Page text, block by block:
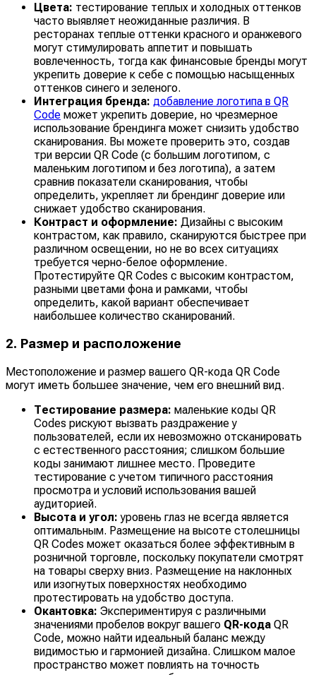
Цвета: тестирование теплых и холодных оттенков
часто выявляет неожиданные различия. В
ресторанах теплые оттенки красного и оранжевого
могут стимулировать аппетит и повышать
вовлеченность, тогда как финансовые бренды могут
укрепить доверие к себе с помощью насыщенных
оттенков синего и зеленого.
Интеграция бренда: добавление логотипа в QR
Code может укрепить доверие, но чрезмерное
использование брендинга может снизить удобство
сканирования. Вы можете проверить это, создав
три версии QR Code (с большим логотипом, с
маленьким логотипом и без логотипа), а затем
сравнив показатели сканирования, чтобы
определить, укрепляет ли брендинг доверие или
снижает удобство сканирования.
Контраст и оформление: Дизайны с высоким
контрастом, как правило, сканируются быстрее при
различном освещении, но не во всех ситуациях
требуется черно-белое оформление.
Протестируйте QR Codes с высоким контрастом,
разными цветами фона и рамками, чтобы
определить, какой вариант обеспечивает
наибольшее количество сканирований.
2. Размер и расположение
Местоположение и размер вашего QR-кода QR Code
могут иметь большее значение, чем его внешний вид.
Тестирование размера: маленькие коды QR
Codes рискуют вызвать раздражение у
пользователей, если их невозможно отсканировать
с естественного расстояния; слишком большие
коды занимают лишнее место. Проведите
тестирование с учетом типичного расстояния
просмотра и условий использования вашей
аудиторией.
Высота и угол: уровень глаз не всегда является
оптимальным. Размещение на высоте столешницы
QR Codes может оказаться более эффективным в
розничной торговле, поскольку покупатели смотрят
на товары сверху вниз. Размещение на наклонных
или изогнутых поверхностях необходимо
протестировать на удобство доступа.
Окантовка: Экспериментируя с различными
значениями пробелов вокруг вашего QR-кода QR
Code, можно найти идеальный баланс между
видимостью и гармонией дизайна. Слишком малое
пространство может повлиять на точность